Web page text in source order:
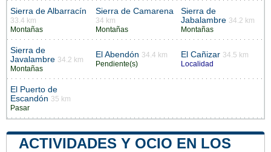
Sierra de Albarracín
33.4 km
Montañas
Sierra de Camarena
34 km
Montañas
Sierra de
Jabalambre 34.2 km
Montañas
Sierra de
Javalambre 34.2 km
Montañas
El Abendón 34.4 km
Pendiente(s)
El Cañizar 34.5 km
Localidad
El Puerto de
Escandón 35 km
Pasar
ACTIVIDADES Y OCIO EN LOS